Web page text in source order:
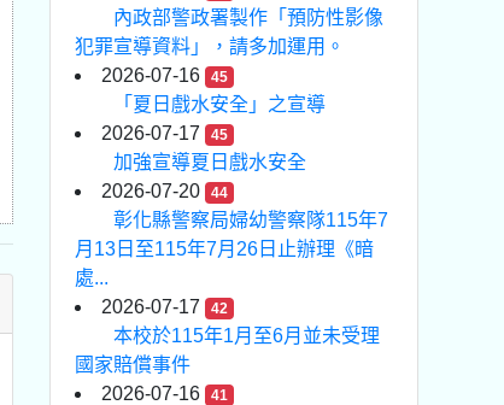
內政部警政署製作「預防性影像
犯罪宣導資料」，請多加運用。
2026-07-16
45
「夏日戲水安全」之宣導
2026-07-17
45
加強宣導夏日戲水安全
2026-07-20
44
彰化縣警察局婦幼警察隊115年7
月13日至115年7月26日止辦理《暗
處...
2026-07-17
42
本校於115年1月至6月並未受理
國家賠償事件
2026-07-16
41